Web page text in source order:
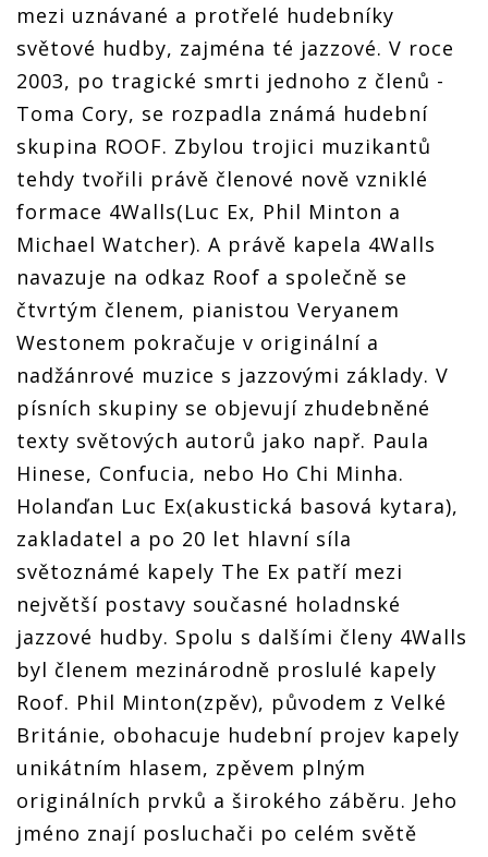
mezi uznávané a protřelé hudebníky
světové hudby, zajména té jazzové. V roce
2003, po tragické smrti jednoho z členů -
Toma Cory, se rozpadla známá hudební
skupina ROOF. Zbylou trojici muzikantů
tehdy tvořili právě členové nově vzniklé
formace 4Walls(Luc Ex, Phil Minton a
Michael Watcher). A právě kapela 4Walls
navazuje na odkaz Roof a společně se
čtvrtým členem, pianistou Veryanem
Westonem pokračuje v originální a
nadžánrové muzice s jazzovými základy. V
písních skupiny se objevují zhudebněné
texty světových autorů jako např. Paula
Hinese, Confucia, nebo Ho Chi Minha.
Holanďan Luc Ex(akustická basová kytara),
zakladatel a po 20 let hlavní síla
světoznámé kapely The Ex patří mezi
největší postavy současné holadnské
jazzové hudby. Spolu s dalšími členy 4Walls
byl členem mezinárodně proslulé kapely
Roof. Phil Minton(zpěv), původem z Velké
Británie, obohacuje hudební projev kapely
unikátním hlasem, zpěvem plným
originálních prvků a širokého záběru. Jeho
jméno znají posluchači po celém světě